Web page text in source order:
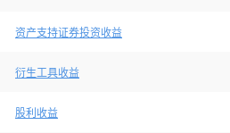
资产支持证券投资收益
衍生工具收益
股利收益